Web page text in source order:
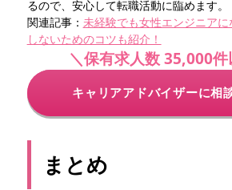
るので、安心して転職活動に臨めます。
関連記事： 未経験でも女性エンジニア
しないためのコツも紹介！
＼保有求人数 35,000件
キャリアアドバイザーに相
まとめ